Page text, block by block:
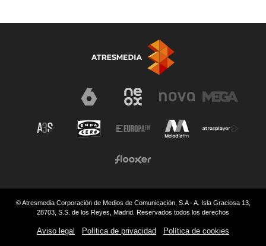
© Atresmedia Corporación de Medios de Comunicación, S.A - A. Isla Graciosa 13,
28703, S.S. de los Reyes, Madrid. Reservados todos los derechos
Aviso legal Política de privacidad Política de cookies